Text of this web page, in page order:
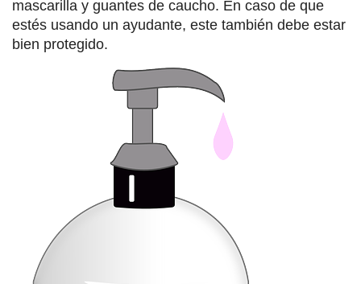
mascarilla y guantes de caucho. En caso de que
estés usando un ayudante, este también debe estar
bien protegido.